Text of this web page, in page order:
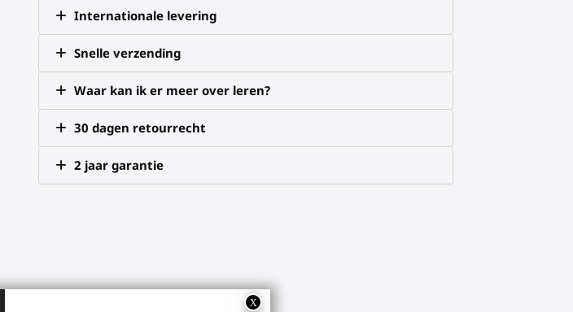
Internationale levering
Snelle verzending
Waar kan ik er meer over leren?
30 dagen retourrecht
2 jaar garantie